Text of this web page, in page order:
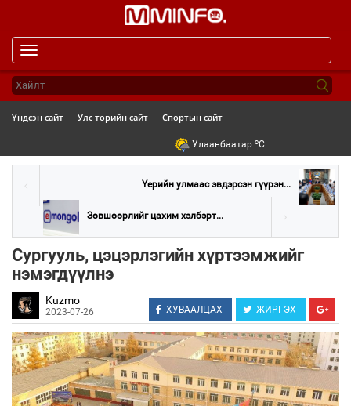
navigation
Үндсэн сайт Улс төрийн сайт Спортын сайт
Улаанбаатар oC
Үерийн улмаас эвдэрсэн гүүрэн...
Зөвшөөрлийг цахим хэлбэрт...
Сургууль, цэцэрлэгийн хүртээмжийг
нэмэгдүүлнэ
Kuzmo
2023-07-26 ХУВААЛЦАХ ЖИРГЭХ